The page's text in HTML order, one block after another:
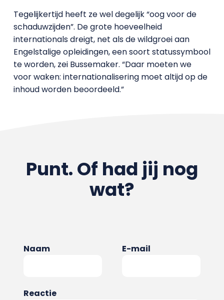
Tegelijkertijd heeft ze wel degelijk “oog voor de
schaduwzijden”. De grote hoeveelheid
internationals dreigt, net als de wildgroei aan
Engelstalige opleidingen, een soort statussymbool
te worden, zei Bussemaker. “Daar moeten we
voor waken: internationalisering moet altijd op de
inhoud worden beoordeeld.”
Punt. Of had jij nog
wat?
Naam E-mail
Reactie